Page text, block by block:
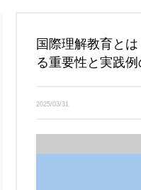
国際理解教育と
る重要性と実践
2025/03/31